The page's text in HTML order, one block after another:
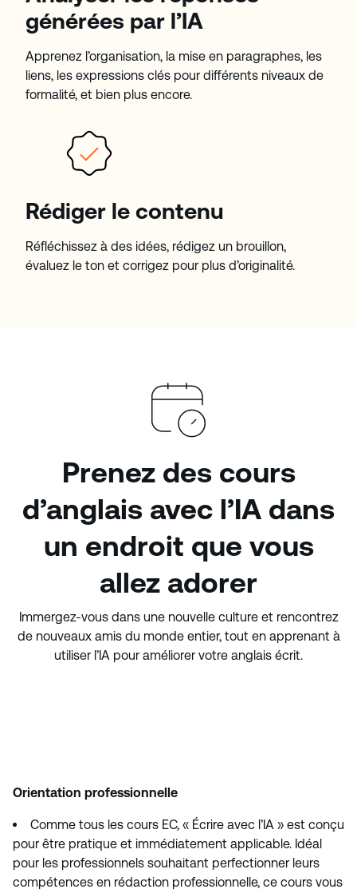
générées par l’IA
Apprenez l’organisation, la mise en paragraphes, les
liens, les expressions clés pour différents niveaux de
formalité, et bien plus encore.
Rédiger le contenu
Réfléchissez à des idées, rédigez un brouillon,
évaluez le ton et corrigez pour plus d’originalité.
Prenez des cours
d’anglais avec l’IA dans
un endroit que vous
allez adorer
Immergez-vous dans une nouvelle culture et rencontrez
de nouveaux amis du monde entier, tout en apprenant à
utiliser l’IA pour améliorer votre anglais écrit.
Orientation professionnelle
Comme tous les cours EC, « Écrire avec l’IA » est conçu
pour être pratique et immédiatement applicable. Idéal
pour les professionnels souhaitant perfectionner leurs
compétences en rédaction professionnelle, ce cours vous